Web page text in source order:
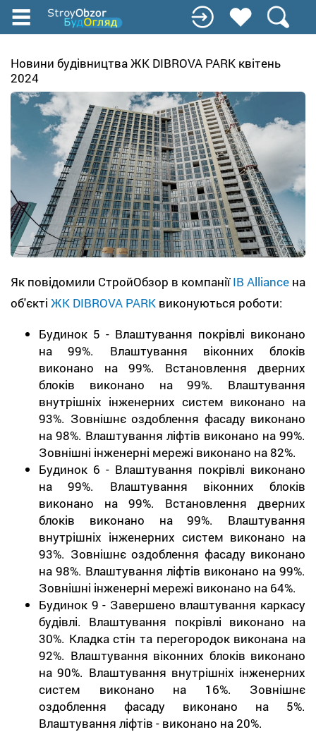
Перейти
содержанию
Новини будівництва ЖК DIBROVA PARK квітень
2024
Як повідомили СтройОбзор в компаніїIB Alliance на
об'єкті ЖК DIBROVA PARK виконуються роботи:
Будинок 5 - Влаштування покрівлі виконано
на 99%. Влаштування віконних блоків
виконано на 99%. Встановлення дверних
блоків виконано на 99%. Влаштування
внутрішніх інженерних систем виконано на
93%. Зовнішнє оздоблення фасаду виконано
на 98%. Влаштування ліфтів виконано на 99%.
Зовнішні інженерні мережі виконано на 82%.
Будинок 6 - Влаштування покрівлі виконано
на 99%. Влаштування віконних блоків
виконано на 99%. Встановлення дверних
блоків виконано на 99%. Влаштування
внутрішніх інженерних систем виконано на
93%. Зовнішнє оздоблення фасаду виконано
на 98%. Влаштування ліфтів виконано на 99%.
Зовнішні інженерні мережі виконано на 64%.
Будинок 9 - Завершено влаштування каркасу
будівлі. Влаштування покрівлі виконано на
30%. Кладка стін та перегородок виконана на
92%. Влаштування віконних блоків виконано
на 90%. Влаштування внутрішніх інженерних
систем виконано на 16%. Зовнішнє
оздоблення фасаду виконано на 5%.
Влаштування ліфтів - виконано на 20%.